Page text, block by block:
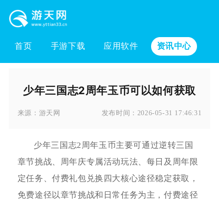
首页 手游下载 应用软件 资讯中心
少年三国志2周年玉币可以如何获取
来源： 游天网 发布时间： 2026-05-31 17:46:31
少年三国志2周年玉币主要可通过逆转三国
章节挑战、周年庆专属活动玩法、每日及周年限
定任务、付费礼包兑换四大核心途径稳定获取，
免费途径以章节挑战和日常任务为主，付费途径